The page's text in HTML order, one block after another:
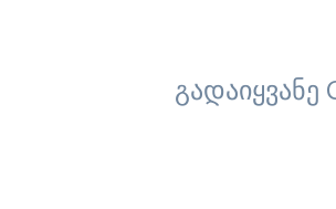
გადაიყვანე